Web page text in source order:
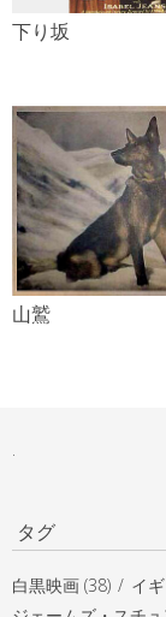
下り坂
山鷲
s
N
a
v
.
タグ
白黒映画 (38) イ